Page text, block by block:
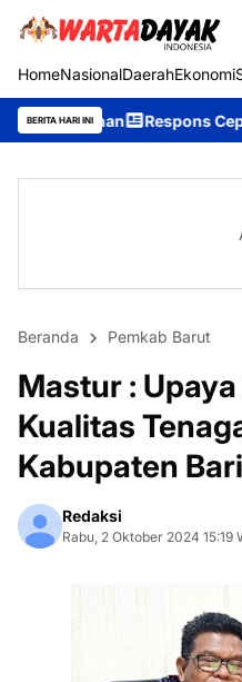
HomeNasionalDaerahEkonomi
BERITA HARI INI
Respons Cepat Ditsamapta
Beranda Pemkab Barut
Mastur :
Kualitas
Kabupaten
Redaksi
Rabu, 2 Oktober 2024 15:19